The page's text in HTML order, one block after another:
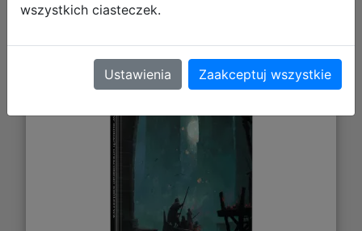
utraconego królestwa
wszystkich ciasteczek.
Ustawienia Zaakceptuj wszystkie